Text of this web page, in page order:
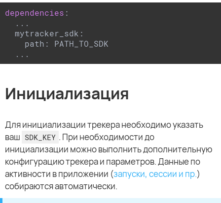
dependencies :
  ...
  mytracker_sdk:
    path: PATH_TO_SDK
  ...
Инициализация
Для инициализации трекера необходимо указать
ваш SDK_KEY . При необходимости до
инициализации можно выполнить дополнительную
конфигурацию трекера и параметров. Данные по
активности в приложении (запуски, сессии и пр.)
собираются автоматически.